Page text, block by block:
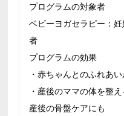
プログラムの対象者
ベビーヨガセラピー：
者
プログラムの効果
・赤ちゃんとのふれあ
・産後のママの体を整
産後の骨盤ケアにも